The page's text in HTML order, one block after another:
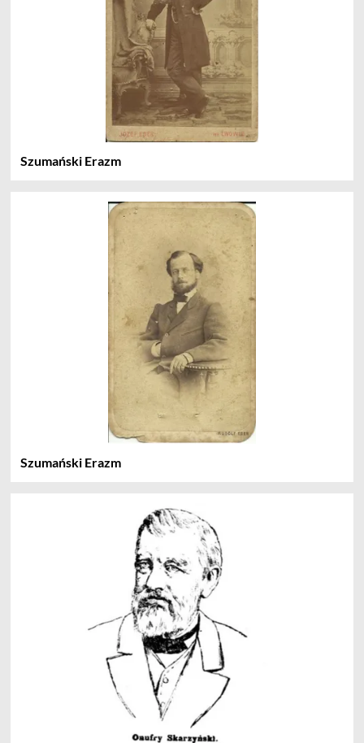
Szumański Erazm
Szumański Erazm